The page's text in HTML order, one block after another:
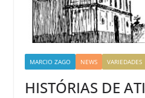
MARCIO ZAGO NEWS VARIEDADES
HISTÓRIAS DE